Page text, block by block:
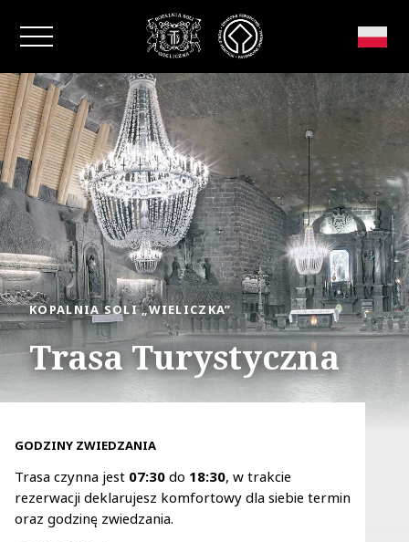
Zamknij okno
Trasa Turystyczna
KOPALNIA SOLI „WIELICZKA”
Najważniejsze informacje
GODZINY ZWIEDZANIA
Trasa czynna jest 07:30do 18:30, w trakcie
rezerwacji deklarujesz komfortowy dla siebie termin
oraz godzinę zwiedzania.